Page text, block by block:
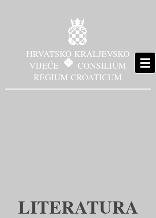
HRVATSKO KRALJEVSKO
VIJEĆE CONSILIUM
REGIUM CROATICUM
LITERATURA